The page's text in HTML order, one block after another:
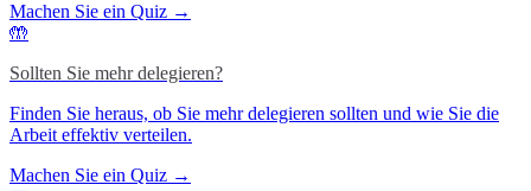
Machen Sie ein Quiz →
🤲
Sollten Sie mehr delegieren?
Finden Sie heraus, ob Sie mehr delegieren sollten und wie Sie die
Arbeit effektiv verteilen.
Machen Sie ein Quiz →